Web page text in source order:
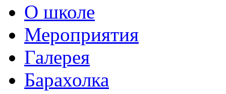
О школе
Мероприятия
Галерея
Барахолка